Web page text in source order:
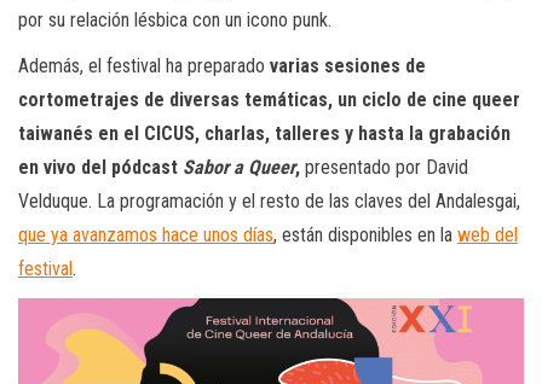
por su relación lésbica con un icono punk.
Además, el festival ha preparado varias sesiones de
cortometrajes de diversas temáticas, un ciclo de cine queer
taiwanés en el CICUS, charlas, talleres y hasta la grabación
en vivo del pódcast Sabor a Queer, presentado por David
Velduque. La programación y el resto de las claves del Andalesgai,
que ya avanzamos hace unos días, están disponibles en la web del
festival.